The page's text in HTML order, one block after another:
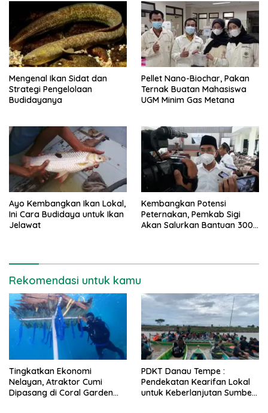
Mengenal Ikan Sidat dan
Strategi Pengelolaan
Budidayanya
Pellet Nano-Biochar, Pakan
Ternak Buatan Mahasiswa
UGM Minim Gas Metana
Ayo Kembangkan Ikan Lokal,
Ini Cara Budidaya untuk Ikan
Jelawat
Kembangkan Potensi
Peternakan, Pemkab Sigi
Akan Salurkan Bantuan 300
Rekomendasi untuk kamu
Tingkatkan Ekonomi
Nelayan, Atraktor Cumi
Dipasang di Coral Garden
PDKT Danau Tempe :
Pendekatan Kearifan Lokal
untuk Keberlanjutan Sumber